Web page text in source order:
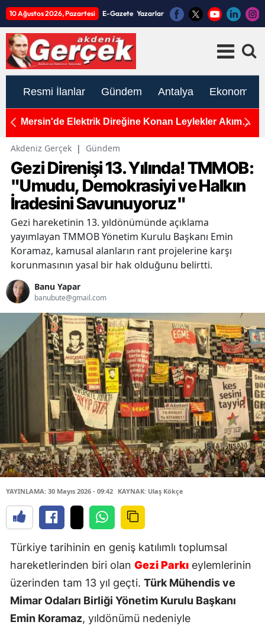
10 Ağustos 2026, Pazartesi E-Gazete Yazarlar
Resmi İlanlar Gündem Antalya Ekonomi
Mersin'de Elektrik Direğine Konan Leylekler Akıma
Akdeniz Gerçek | Gündem
Gezi Direnişi 13. Yılında! TMMOB:
"Umudu, Demokrasiyi ve Halkın
İradesini Savunuyoruz"
Gezi hareketinin 13. yıldönümünde açıklama
yayımlayan TMMOB Yönetim Kurulu Başkanı Emin
Koramaz, kamusal alanların rant projelerine karşı
korunmasının yasal bir hak olduğunu belirtti.
Banu Yapar
banubute@gmail.com
YAYINLAMA: 30 Mayıs 2026 - 09:42 KAYNAK: Ulaş Kökçe
Türkiye tarihinin en geniş katılımlı toplumsal
hareketlerinden biri olan Gezi Parkı eylemlerinin
üzerinden tam 13 yıl geçti. Türk Mühendis ve
Mimar Odaları Birliği Yönetim Kurulu Başkanı
Emin Koramaz, yıldönümü nedeniyle